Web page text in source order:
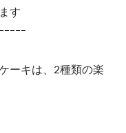
す
ｰｰｰｰ
ーキは、2種類の楽